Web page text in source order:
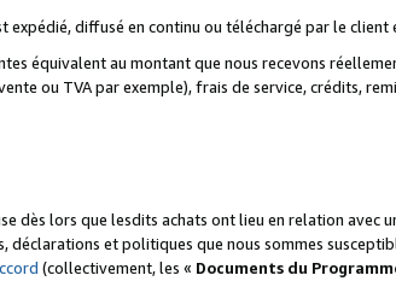
diffusé en continu ou téléchargé par le client
équivalent au montant que nous recevons
ou TVA par exemple), frais de service, crédits,
dès lors que lesdits achats ont lieu en relation avec
et politiques que nous sommes
(collectivement, les « Documents du